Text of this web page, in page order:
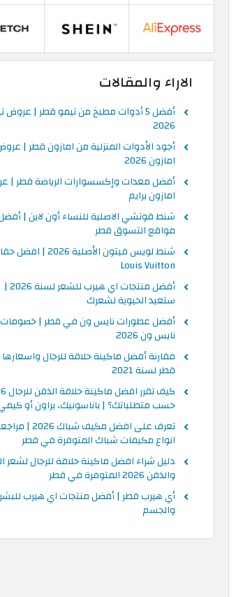
الاراء والمقالات
أفضل 5 أدوات مطبخ من تيمو قطر | عروض
2026
أجود الأدوات المنزلية من امازون قطر |
امازون 2026
أفضل معدات وإكسسوارات الرياضة قطر |
امازون برايم
شنط قوتشي الاصلية للنساء أون لاين |
مواقع التسوق قطر
شنط لويس فيتون الأصلية 2026 |
Louis Vuitton
أفضل منتجات اي هيرب للشعر لسنة 2026 |
ستعيد الحيوية لشعرك
أفضل عطورات نايس ون في قطر | خصومات
نايس ون 2026
مقارنة أفضل ماكينة حلاقة للرجال
قطر لسنة 2021
كيف
حسب متطلباتك؟ | باناسونيك، براون أو
تعرف على افضل مكيف شباك
انواع مكيفات شباك المتوفرة في قطر
دليل شراء افضل ماكينة حلاقة للرجال لشعر
والذقن 2026 المتوفرة في قطر
أي هيرب قطر | أفضل منتجات اي هيرب
والجسم